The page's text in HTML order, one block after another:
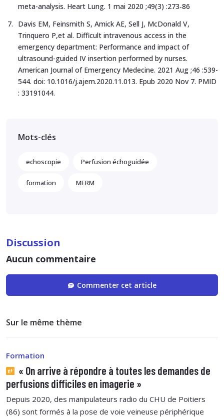
meta-analysis. Heart Lung. 1 mai 2020 ;49(3) :273‑86
Davis EM, Feinsmith S, Amick AE, Sell J, McDonald V,
Trinquero P,et al. Difficult intravenous access in the
emergency department: Performance and impact of
ultrasound-guided IV insertion performed by nurses.
American Journal of Emergency Medecine. 2021 Aug ;46 :539-
544. doi: 10.1016/j.ajem.2020.11.013. Epub 2020 Nov 7. PMID
: 33191044.
Mots-clés
echoscopie Perfusion échoguidée
formation MERM
Discussion
Aucun commentaire
Commenter cet article
Sur le même thème
Formation
« On arrive à répondre à toutes les demandes de
perfusions difficiles en imagerie »
Depuis 2020, des manipulateurs radio du CHU de Poitiers
(86) sont formés à la pose de voie veineuse périphérique